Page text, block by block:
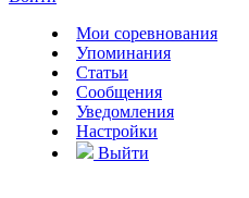
Мои соревнования
Упоминания
Статьи
Сообщения
Уведомления
Настройки
Выйти